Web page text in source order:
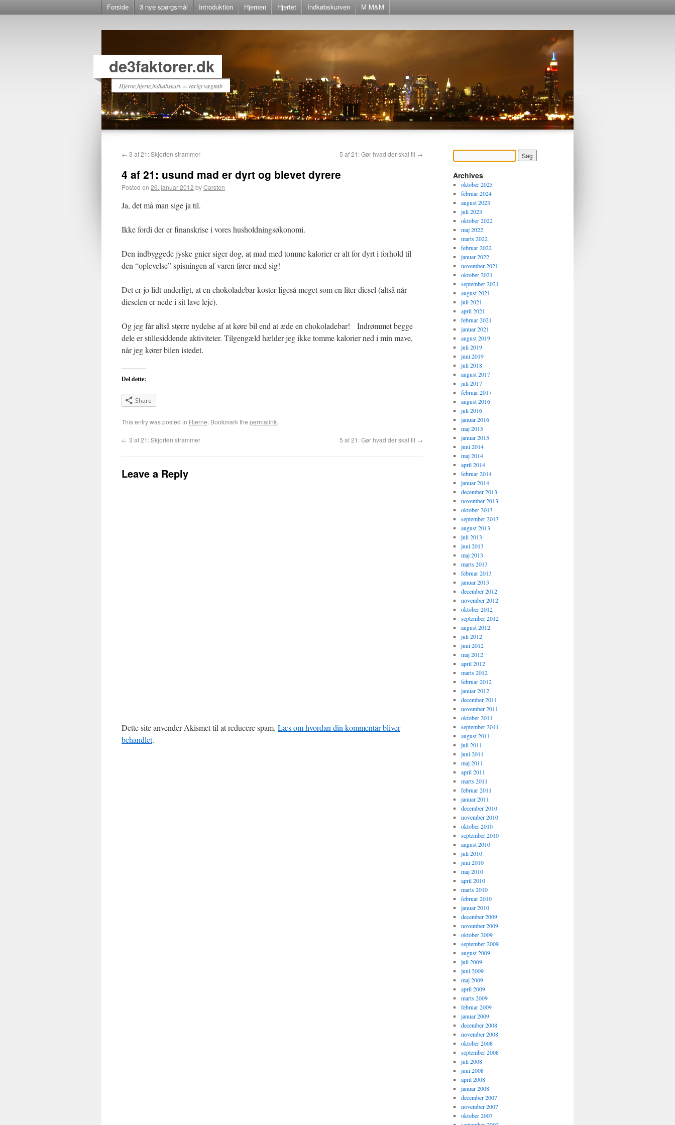
Forside 3 nye spørgsmål Introduktion Hjernen Hjertet Indkøbskurven M M&M
de3faktorer.dk
Hjerne,hjerte,indkøbskurv = varigt vægttab
← 3 af 21: Skjorten strammer 5 af 21: Gør hvad der skal til →
4 af 21: usund mad er dyrt og blevet dyrere
Posted on 26. januar 2012 byCarsten
Ja, det må man sige ja til.
Ikke fordi der er finanskrise i vores husholdningsøkonomi.
Den indbyggede jyske gnier siger dog, at mad med tomme kalorier er alt for dyrt i forhold til
den “oplevelse” spisningen af varen fører med sig!
Det er jo lidt underligt, at en chokoladebar koster ligeså meget som en liter diesel (altså når
dieselen er nede i sit lave leje).
Og jeg får altså større nydelse af at køre bil end at æde en chokoladebar! Indrømmet begge
dele er stillesiddende aktiviteter. Tilgengæld hælder jeg ikke tomme kalorier ned i min mave,
når jeg kører bilen istedet.
Del dette:
Share
This entry was posted in Hjerne. Bookmark the permalink.
← 3 af 21: Skjorten strammer 5 af 21: Gør hvad der skal til →
Leave a Reply
Dette site anvender Akismet til at reducere spam. Læs om hvordan din kommentar bliver
behandlet.
Archives
oktober 2025
februar 2024
august 2023
juli 2023
oktober 2022
maj 2022
marts 2022
februar 2022
januar 2022
november 2021
oktober 2021
september 2021
august 2021
juli 2021
april 2021
februar 2021
januar 2021
august 2019
juli 2019
juni 2019
juli 2018
august 2017
juli 2017
februar 2017
august 2016
juli 2016
januar 2016
maj 2015
januar 2015
juni 2014
maj 2014
april 2014
februar 2014
januar 2014
december 2013
november 2013
oktober 2013
september 2013
august 2013
juli 2013
juni 2013
maj 2013
marts 2013
februar 2013
januar 2013
december 2012
november 2012
oktober 2012
september 2012
august 2012
juli 2012
juni 2012
maj 2012
april 2012
marts 2012
februar 2012
januar 2012
december 2011
november 2011
oktober 2011
september 2011
august 2011
juli 2011
juni 2011
maj 2011
april 2011
marts 2011
februar 2011
januar 2011
december 2010
november 2010
oktober 2010
september 2010
august 2010
juli 2010
juni 2010
maj 2010
april 2010
marts 2010
februar 2010
januar 2010
december 2009
november 2009
oktober 2009
september 2009
august 2009
juli 2009
juni 2009
maj 2009
april 2009
marts 2009
februar 2009
januar 2009
december 2008
november 2008
oktober 2008
september 2008
juli 2008
juni 2008
april 2008
januar 2008
december 2007
november 2007
oktober 2007